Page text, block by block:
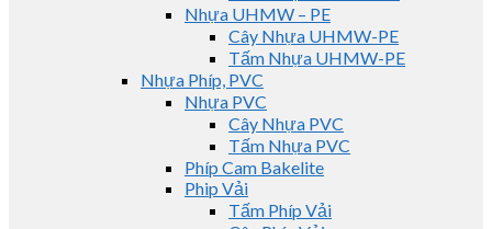
Nhựa UHMW – PE
Cây Nhựa UHMW-PE
Tấm Nhựa UHMW-PE
Nhựa Phíp, PVC
Nhựa PVC
Cây Nhựa PVC
Tấm Nhựa PVC
Phíp Cam Bakelite
Phip Vải
Tấm Phíp Vải